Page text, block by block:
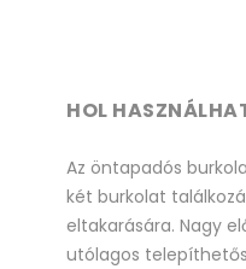
HOL
Az öntapadós
két burkolat
eltakarására. Nagy
utólagos